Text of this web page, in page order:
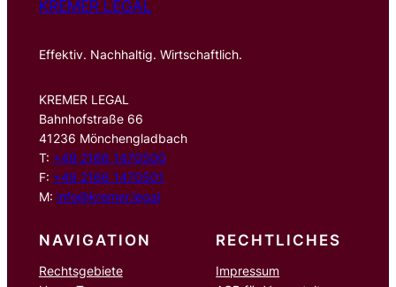
KREMER LEGAL
Effektiv. Nachhaltig. Wirtschaftlich.
KREMER LEGAL
Bahnhofstraße 66
41236 Mönchengladbach
T: +49 2166 1470500
F: +49 2166 1470501
M: info@kremer.legal
NAVIGATION
Rechtsgebiete
RECHTLICHES
Impressum